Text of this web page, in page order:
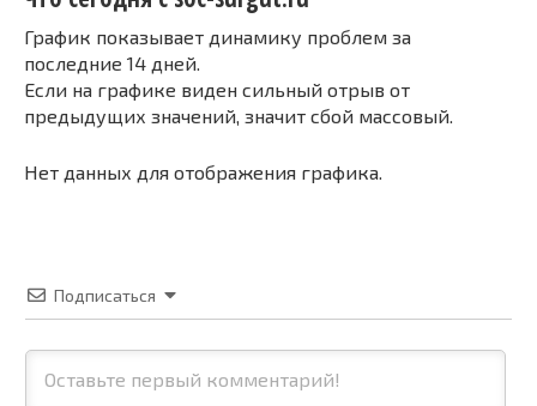
График показывает динамику проблем за
последние 14 дней.
Если на графике виден сильный отрыв от
предыдущих значений, значит сбой массовый.
Нет данных для отображения графика.
Подписаться